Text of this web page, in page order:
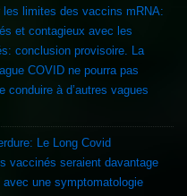
limites des vaccins mRNA:
et contagieux avec les
conclusion provisoire. La
COVID ne pourra pas
conduire à d’autres vagues
Le Long Covid
vaccinés seraient davantage
une symptomatologie